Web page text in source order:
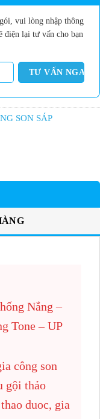
vui lòng nhập thông
điện lại tư vấn cho bạn
SON SÁP
Nắng –
Tone – UP
công son
gội thảo
duoc, gia